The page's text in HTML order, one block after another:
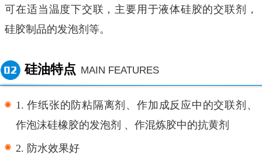
可在适当温度下交联，主要用于液体硅胶的交联剂，
硅胶制品的发泡剂等。
硅油特点 MAIN FEATURES
1.作纸张的防粘隔离剂、作加成反应中的交联剂、
作泡沫硅橡胶的发泡剂 、作混炼胶中的抗黄剂
2. 防水效果好